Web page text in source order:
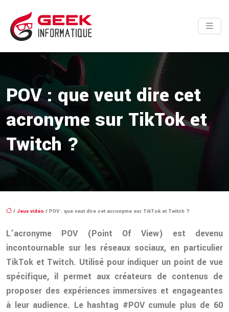
POV : que veut dire cet
acronyme sur TikTok et
Twitch ?
/ Jeux vidéo / POV : que veut dire cet acronyme sur TikTok et Twitch ?
L’acronyme POV (Point Of View) est devenu
incontournable sur les réseaux sociaux, en particulier
TikTok et Twitch. Utilisé pour indiquer un point de vue
spécifique, il permet aux créateurs de contenus de
proposer des expériences immersives et engageantes
à leur audience. Le hashtag #POV cumule plus de 60